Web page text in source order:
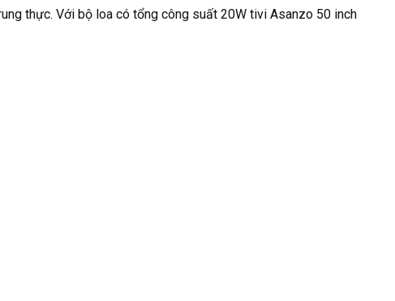
thực. Với bộ loa có tổng công suất 20W tivi Asanzo 50 inch